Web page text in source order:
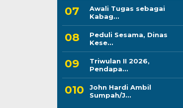
Awali Tugas sebagai
Kabag...
Peduli Sesama, Dinas
Kese...
Triwulan II 2026,
Pendapa...
John Hardi Ambil
Sumpah/J...